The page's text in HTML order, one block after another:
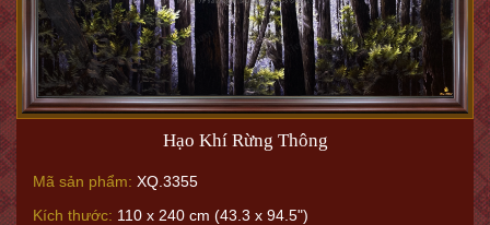
Hạo Khí Rừng Thông
Mã sản phẩm: XQ.3355
Kích thước: 110 x 240 cm (43.3 x 94.5")